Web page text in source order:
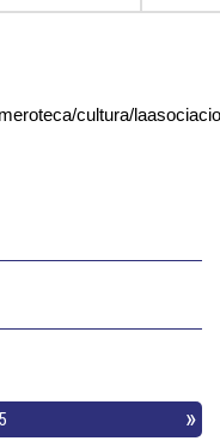
cultura/